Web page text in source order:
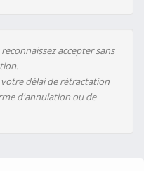
accepter sans
délai de rétractation
d'annulation ou de